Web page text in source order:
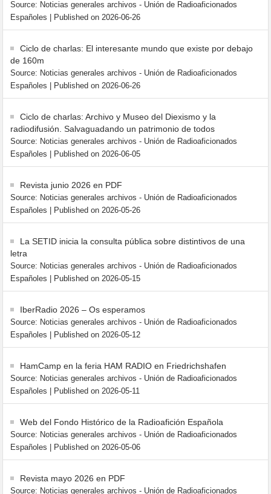
Source: Noticias generales archivos - Unión de Radioaficionados
Españoles
Published on 2026-06-26
Ciclo de charlas: El interesante mundo que existe por debajo
de 160m
Source: Noticias generales archivos - Unión de Radioaficionados
Españoles
Published on 2026-06-26
Ciclo de charlas: Archivo y Museo del Diexismo y la
radiodifusión. Salvaguadando un patrimonio de todos
Source: Noticias generales archivos - Unión de Radioaficionados
Españoles
Published on 2026-06-05
Revista junio 2026 en PDF
Source: Noticias generales archivos - Unión de Radioaficionados
Españoles
Published on 2026-05-26
La SETID inicia la consulta pública sobre distintivos de una
letra
Source: Noticias generales archivos - Unión de Radioaficionados
Españoles
Published on 2026-05-15
IberRadio 2026 – Os esperamos
Source: Noticias generales archivos - Unión de Radioaficionados
Españoles
Published on 2026-05-12
HamCamp en la feria HAM RADIO en Friedrichshafen
Source: Noticias generales archivos - Unión de Radioaficionados
Españoles
Published on 2026-05-11
Web del Fondo Histórico de la Radioafición Española
Source: Noticias generales archivos - Unión de Radioaficionados
Españoles
Published on 2026-05-06
Revista mayo 2026 en PDF
Source: Noticias generales archivos - Unión de Radioaficionados